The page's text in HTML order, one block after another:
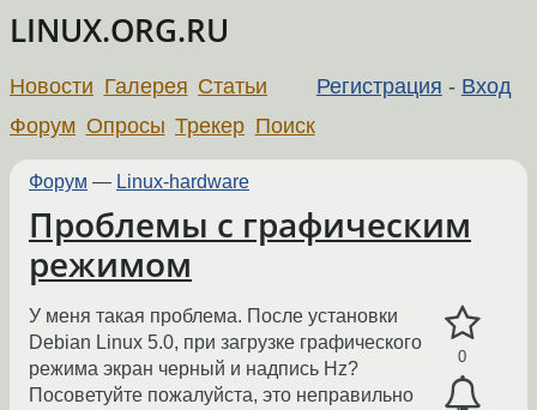
LINUX.ORG.RU
Регистрация - Вход
Новости Галерея Статьи
Форум Опросы Трекер Поиск
Форум — Linux-hardware
Проблемы с графическим
режимом
0
У меня такая проблема. После установки
Debian Linux 5.0, при загрузке графического
режима экран черный и надпись Hz?
Посоветуйте пожалуйста, это неправильно